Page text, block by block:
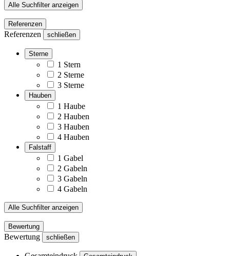
Alle Suchfilter anzeigen
Referenzen
Referenzen schließen
Sterne
1 Stern
2 Sterne
3 Sterne
Hauben
1 Haube
2 Hauben
3 Hauben
4 Hauben
Falstaff
1 Gabel
2 Gabeln
3 Gabeln
4 Gabeln
Alle Suchfilter anzeigen
Bewertung
Bewertung schließen